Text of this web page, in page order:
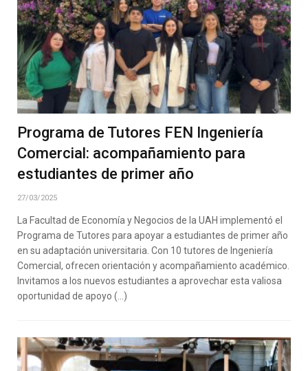
Programa de Tutores FEN Ingeniería
Comercial: acompañamiento para
estudiantes de primer año
27/03/2025
La Facultad de Economía y Negocios de la UAH implementó el
Programa de Tutores para apoyar a estudiantes de primer año
en su adaptación universitaria. Con 10 tutores de Ingeniería
Comercial, ofrecen orientación y acompañamiento académico.
Invitamos a los nuevos estudiantes a aprovechar esta valiosa
oportunidad de apoyo (…)